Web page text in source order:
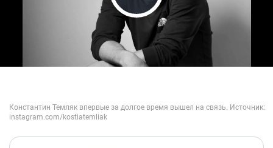
Play Video